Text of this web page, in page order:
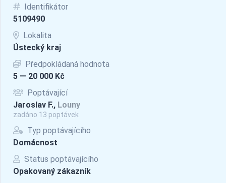
Identifikátor
5109490
Lokalita
Ústecký kraj
Předpokládaná hodnota
5 — 20 000 Kč
Poptávající
Jaroslav F., Louny
zadáno 13 poptávek
Typ poptávajícího
Domácnost
Status poptávajícího
Opakovaný zákazník